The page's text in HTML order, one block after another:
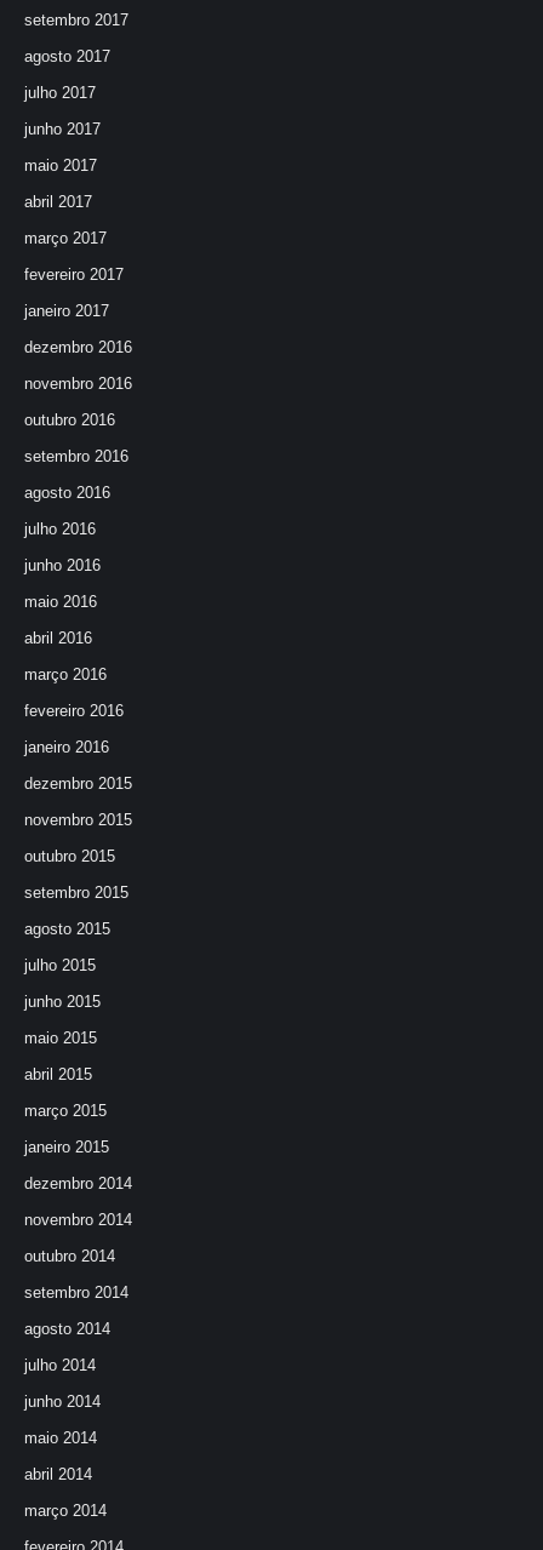
setembro 2017
agosto 2017
julho 2017
junho 2017
maio 2017
abril 2017
março 2017
fevereiro 2017
janeiro 2017
dezembro 2016
novembro 2016
outubro 2016
setembro 2016
agosto 2016
julho 2016
junho 2016
maio 2016
abril 2016
março 2016
fevereiro 2016
janeiro 2016
dezembro 2015
novembro 2015
outubro 2015
setembro 2015
agosto 2015
julho 2015
junho 2015
maio 2015
abril 2015
março 2015
janeiro 2015
dezembro 2014
novembro 2014
outubro 2014
setembro 2014
agosto 2014
julho 2014
junho 2014
maio 2014
abril 2014
março 2014